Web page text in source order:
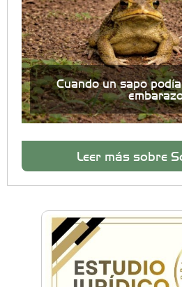
Cuando un sapo
Leer más sobre